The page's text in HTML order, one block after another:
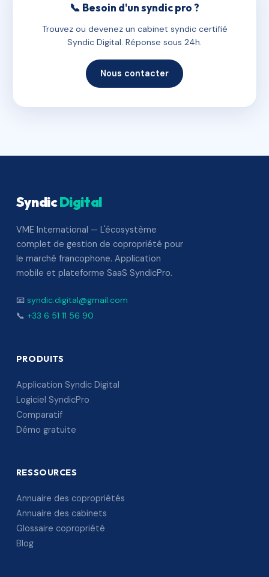
📞 Besoin d'un syndic pro ?
Trouvez ou devenez un cabinet syndic certifié
Syndic Digital. Réponse sous 24h.
Nous contacter
SyndicDigital
VME International — L'écosystème
complet de gestion de copropriété pour
le marché francophone. Application
mobile et plateforme SaaS SyndicPro.
📧 syndic.digital@gmail.com
📞 +33 6 51 11 56 90
PRODUITS
Application Syndic Digital
Logiciel SyndicPro
Comparatif
Démo gratuite
RESSOURCES
Annuaire des copropriétés
Annuaire des cabinets
Glossaire copropriété
Blog